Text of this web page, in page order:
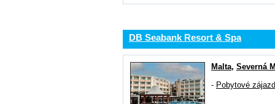
DB Seabank Resort & Spa
Malta, Severná
- Pobytové